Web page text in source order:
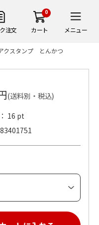
注文
0
カート メニュー
クスタンプ とんかつ
(送料別・税込)
16 pt